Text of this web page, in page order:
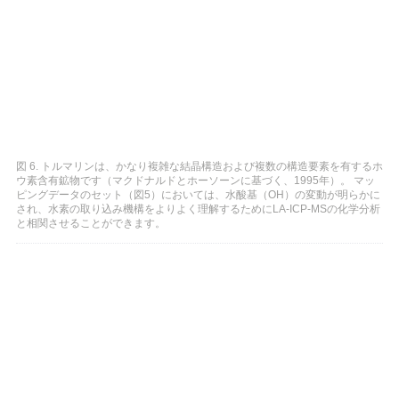
図 6. トルマリンは、かなり複雑な結晶構造および複数の構造要素を有するホ
ウ素含有鉱物です（マクドナルドとホーソーンに基づく、1995年）。 マッ
ピングデータのセット（図5）においては、水酸基（OH）の変動が明らかに
され、水素の取り込み機構をよりよく理解するためにLA-ICP-MSの化学分析
と相関させることができます。